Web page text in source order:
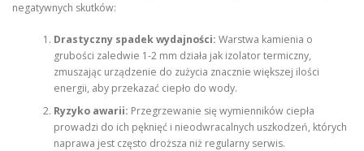
negatywnych skutków:
Drastyczny spadek wydajności: Warstwa kamienia o
grubości zaledwie 1-2 mm działa jak izolator termiczny,
zmuszając urządzenie do zużycia znacznie większej ilości
energii, aby przekazać ciepło do wody.
Ryzyko awarii: Przegrzewanie się wymienników ciepła
prowadzi do ich pęknięć i nieodwracalnych uszkodzeń, których
naprawa jest często droższa niż regularny serwis.